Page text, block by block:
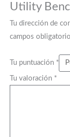
Utility
Tu dirección de
campos
Tu puntuación *
Tu valoración *